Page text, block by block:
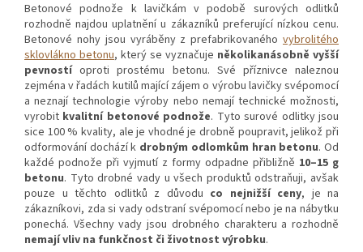
Betonové podnože k lavičkám v podobě surových odlitků
rozhodně najdou uplatnění u zákazníků preferující nízkou cenu.
Betonové nohy jsou vyráběny z prefabrikovaného vybrolitého
sklovlákno betonu, který se vyznačuje několikanásobně vyšší
pevnostíoproti prostému betonu. Své příznivce naleznou
zejména v řadách kutilů mající zájem o výrobu lavičky svépomocí
a neznají technologie výroby nebo nemají technické možnosti,
vyrobit kvalitní betonové podnože. Tyto surové odlitky jsou
sice 100 % kvality, ale je vhodné je drobně poupravit, jelikož při
odformování dochází k drobným odlomkům hran betonu. Od
každé podnože při vyjmutí z formy odpadne přibližně 10–15 g
betonu. Tyto drobné vady u všech produktů odstraňuji, avšak
pouze u těchto odlitků z důvodu co nejnižší ceny, je na
zákazníkovi, zda si vady odstraní svépomocí nebo je na nábytku
ponechá. Všechny vady jsou drobného charakteru a rozhodně
nemají vliv na funkčnost či životnost výrobku.